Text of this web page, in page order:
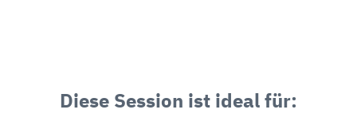
Diese Session ist ideal für: